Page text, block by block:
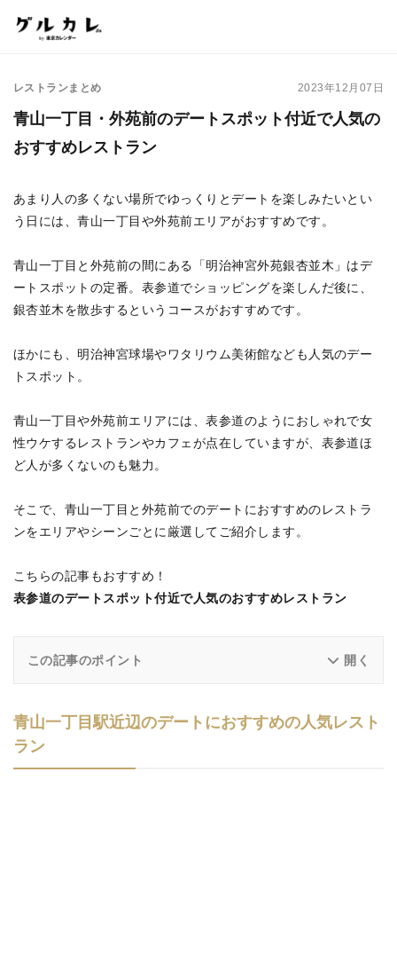
レストランまとめ 2023年12月07日
青山一丁目・外苑前のデートスポット付近で人気の
おすすめレストラン
あまり人の多くない場所でゆっくりとデートを楽しみたいとい
う日には、青山一丁目や外苑前エリアがおすすめです。
青山一丁目と外苑前の間にある「明治神宮外苑銀杏並木」はデ
ートスポットの定番。表参道でショッピングを楽しんだ後に、
銀杏並木を散歩するというコースがおすすめです。
ほかにも、明治神宮球場やワタリウム美術館なども人気のデー
トスポット。
青山一丁目や外苑前エリアには、表参道のようにおしゃれで女
性ウケするレストランやカフェが点在していますが、表参道ほ
ど人が多くないのも魅力。
そこで、青山一丁目と外苑前でのデートにおすすめのレストラ
ンをエリアやシーンごとに厳選してご紹介します。
こちらの記事もおすすめ！
表参道のデートスポット付近で人気のおすすめレストラン
この記事のポイント
青山一丁目駅近辺のデートにおすすめの人気レスト
ラン